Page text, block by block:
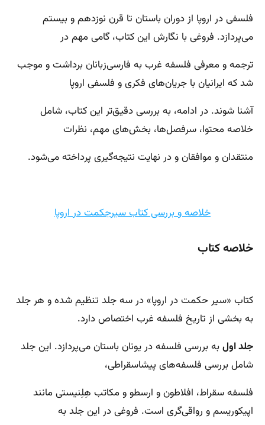
فلسفی در اروپا از دوران باستان تا قرن نوزدهم و بیستم
می‌پردازد. فروغی با نگارش این کتاب، گامی مهم در
ترجمه و معرفی فلسفه غرب به فارسی‌زبانان برداشت و موجب
شد که ایرانیان با جریان‌های فکری و فلسفی اروپا
آشنا شوند. در ادامه، به بررسی دقیق‌تر این کتاب، شامل
خلاصه محتوا، سرفصل‌ها، بخش‌های مهم، نظرات
منتقدان و موافقان و در نهایت نتیجه‌گیری پرداخته می‌شود.
خلاصه و بررسی کتاب سیرجکمت در اروپا
خلاصه کتاب
کتاب «سیر حکمت در اروپا» در سه جلد تنظیم شده و هر جلد
به بخشی از تاریخ فلسفه غرب اختصاص دارد.
جلد اولبه بررسی فلسفه در یونان باستان می‌پردازد. این جلد
شامل بررسی فلسفه‌های پیشاسقراطی،
فلسفه سقراط، افلاطون و ارسطو و مکاتب هِلِنیستی مانند
اپیکوریسم و رواقی‌گری است. فروغی در این جلد به